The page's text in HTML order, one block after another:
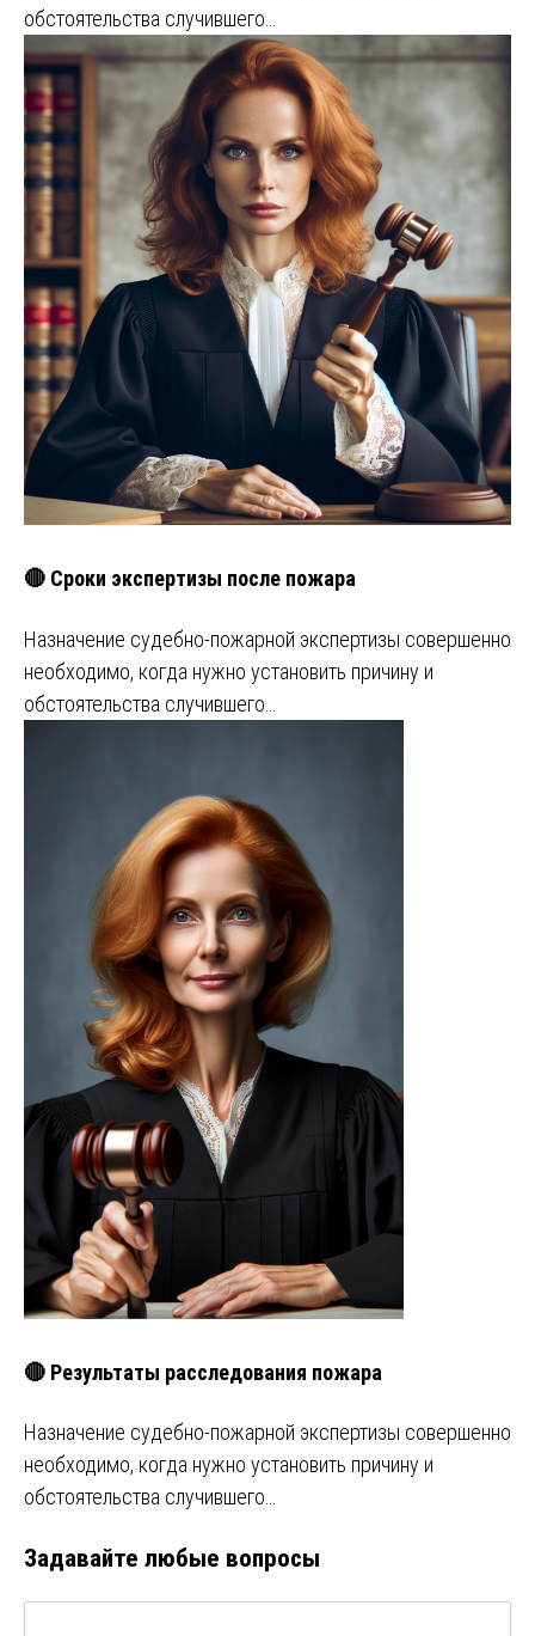
обстоятельства случившего…
🔴 Сроки экспертизы после пожара
Назначение судебно-пожарной экспертизы совершенно
необходимо, когда нужно установить причину и
обстоятельства случившего…
🔴 Результаты расследования пожара
Назначение судебно-пожарной экспертизы совершенно
необходимо, когда нужно установить причину и
обстоятельства случившего…
Задавайте любые вопросы